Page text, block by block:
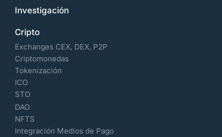
Investigación
Cripto
Exchanges CEX, DEX, P2P
Criptomonedas
Tokenización
ICO
STO
DAO
NFTS
Integración Medios de Pago